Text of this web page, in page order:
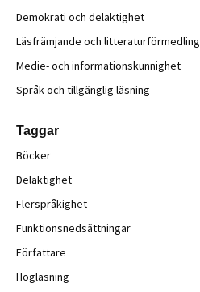
Demokrati och delaktighet
Läsfrämjande och litteraturförmedling
Medie- och informationskunnighet
Språk och tillgänglig läsning
Taggar
Böcker
Delaktighet
Flerspråkighet
Funktionsnedsättningar
Författare
Högläsning